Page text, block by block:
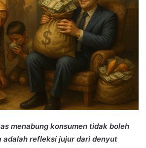
menabung konsumen tidak boleh
adalah refleksi jujur dari denyut